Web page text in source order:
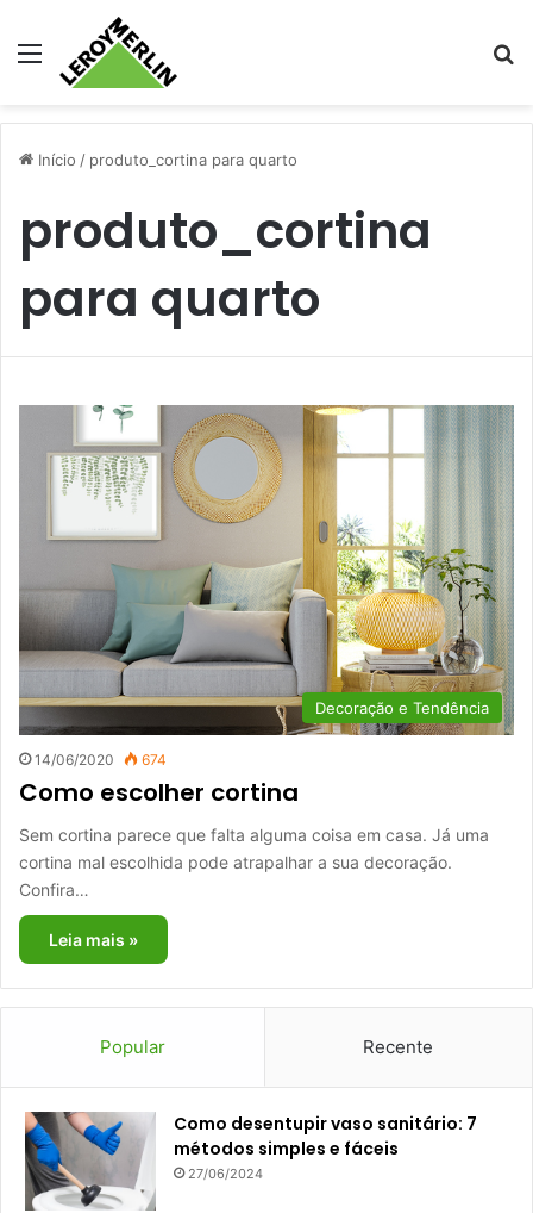
Menu
Início / produto_cortina para quarto
produto_cortina
para quarto
Decoração e Tendência
14/06/2020 674
Como escolher cortina
Sem cortina parece que falta alguma coisa em casa. Já uma
cortina mal escolhida pode atrapalhar a sua decoração.
Confira…
Leia mais »
Popular Recente
Como desentupir vaso sanitário: 7
métodos simples e fáceis
27/06/2024